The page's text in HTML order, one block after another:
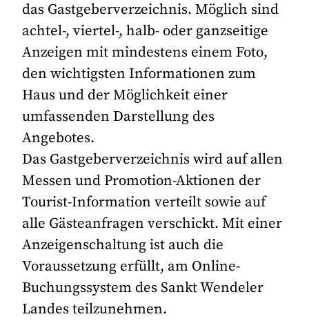
das Gastgeberverzeichnis. Möglich sind
achtel-, viertel-, halb- oder ganzseitige
Anzeigen mit mindestens einem Foto,
den wichtigsten Informationen zum
Haus und der Möglichkeit einer
umfassenden Darstellung des
Angebotes.
Das Gastgeberverzeichnis wird auf allen
Messen und Promotion-Aktionen der
Tourist-Information verteilt sowie auf
alle Gästeanfragen verschickt. Mit einer
Anzeigenschaltung ist auch die
Voraussetzung erfüllt, am Online-
Buchungssystem des Sankt Wendeler
Landes teilzunehmen.